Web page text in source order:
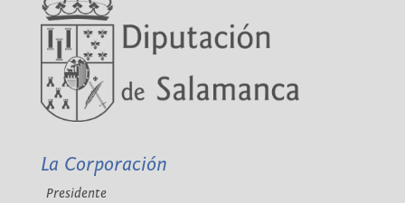
La Corporación
Presidente